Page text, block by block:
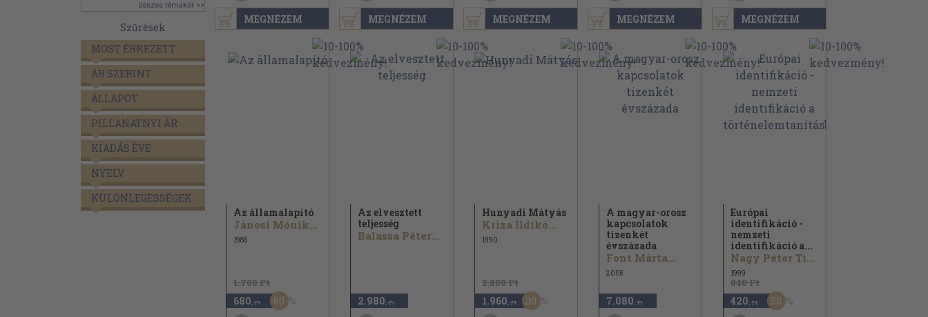
összes témakör >>
Szűrések
MOST ÉRKEZETT
ÁR SZERINT
ÁLLAPOT
PILLANATNYI ÁR
KIADÁS ÉVE
NYELV
KÜLÖNLEGESSÉGEK
MEGNÉZEM MEGNÉZEM MEGNÉZEM MEGNÉZEM MEGNÉZEM
Az államalapító
Jánosi Mónika...
1988
1.700 Ft
680 ,-Ft 60
Az elvesztett
teljesség
Balassa Péter...
2.980 ,-Ft
Hunyadi Mátyás
Kriza Ildikó...
1990
2.800 Ft
1.960 ,-Ft 30
A magyar-orosz
kapcsolatok
tizenkét
évszázada
Font Márta...
2005
7.080 ,-Ft
Európai
identifikáció -
nemzeti
identifikáció a...
Nagy Péter Tibor...
1999
840 Ft
420 ,-Ft 50